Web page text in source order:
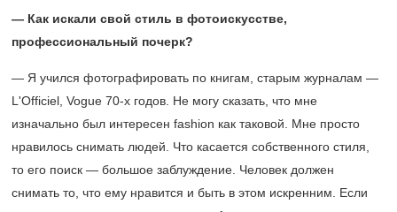
— Как искали свой стиль в фотоискусстве,
профессиональный почерк?
— Я учился фотографировать по книгам, старым журналам —
L'Officiel, Vogue 70-х годов. Не могу сказать, что мне
изначально был интересен fashion как таковой. Мне просто
нравилось снимать людей. Что касается собственного стиля,
то его поиск — большое заблуждение. Человек должен
снимать то, что ему нравится и быть в этом искренним. Если